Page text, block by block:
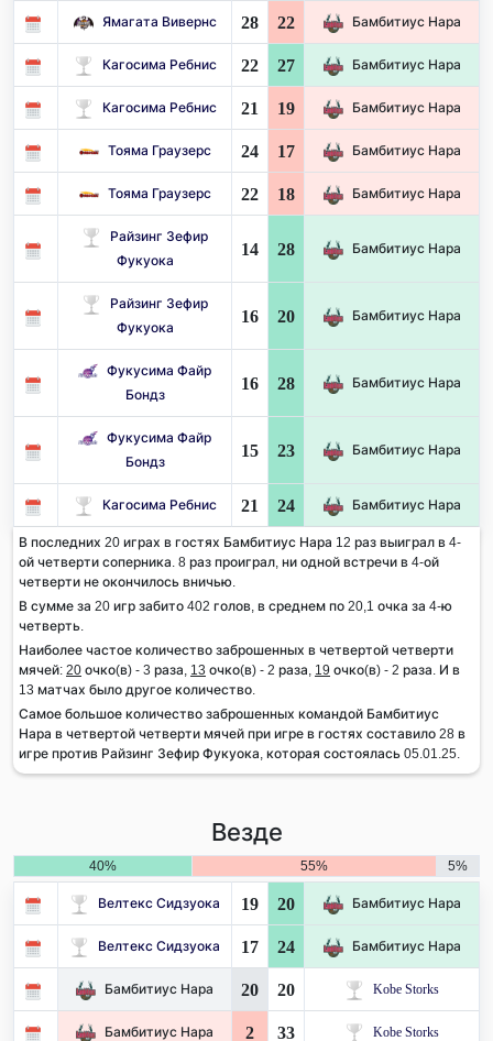
Ямагата Вивернс 28 22 Бамбитиус Нара
Кагосима Ребнис 22 27 Бамбитиус Нара
Кагосима Ребнис 21 19 Бамбитиус Нара
Тояма Граузерс 24 17 Бамбитиус Нара
Тояма Граузерс 22 18 Бамбитиус Нара
Райзинг Зефир
Фукуока
14 28 Бамбитиус Нара
Райзинг Зефир
Фукуока
16 20 Бамбитиус Нара
Фукусима Файр
Бондз
16 28 Бамбитиус Нара
Фукусима Файр
Бондз
15 23 Бамбитиус Нара
Кагосима Ребнис 21 24 Бамбитиус Нара
В последних 20 играх в гостях Бамбитиус Нара 12 раз выиграл в 4-
ой четверти соперника. 8 раз проиграл, ни одной встречи в 4-ой
четверти не окончилось вничью.
В сумме за 20 игр забито 402 голов, в среднем по 20,1 очка за 4-ю
четверть.
Наиболее частое количество заброшенных в четвертой четверти
мячей: 20 очко(в) - 3 раза, 13 очко(в) - 2 раза, 19 очко(в) - 2 раза. И в
13 матчах было другое количество.
Самое большое количество заброшенных командой Бамбитиус
Нара в четвертой четверти мячей при игре в гостях составило 28 в
игре против Райзинг Зефир Фукуока, которая состоялась 05.01.25.
Везде
40% 55% 5%
Велтекс Сидзуока 19 20 Бамбитиус Нара
Велтекс Сидзуока 17 24 Бамбитиус Нара
Бамбитиус Нара 20 20 Kobe Storks
Бамбитиус Нара 2 33 Kobe Storks